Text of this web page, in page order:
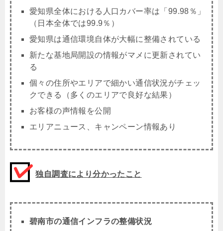
愛知県全体における人口カバー率は「 99.98 ％」
（日本全体では99.9％）
愛知県は通信環境自体が大幅に整備されている
新たな基地局開設の情報がマメに更新されてい
る
個々の住所やエリアで細かい通信状況がチェッ
クできる（多くのエリアで良好な結果）
お客様の声情報を公開
エリアニュース、キャンペーン情報あり
独自調査により分かったこと
碧南市の通信インフラの整備状況